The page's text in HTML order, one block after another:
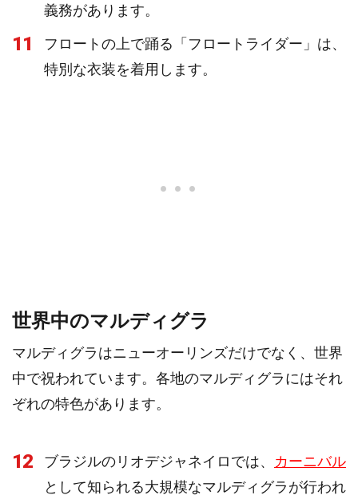
義務があります。
11
フロートの上で踊る「フロートライダー」は、
特別な衣装を着用します。
世界中のマルディグラ
マルディグラはニューオーリンズだけでなく、世界
中で祝われています。各地のマルディグラにはそれ
ぞれの特色があります。
12 ブラジルのリオデジャネイロでは、 カーニバル
として知られる大規模なマルディグラが行われ